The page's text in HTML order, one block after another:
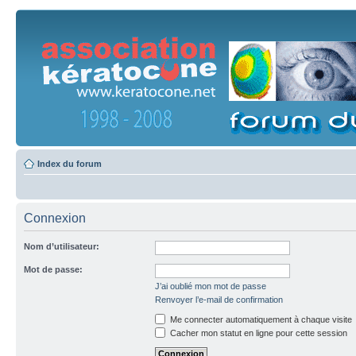
Index du forum
Connexion
Nom d’utilisateur:
Mot de passe:
J’ai oublié mon mot de passe
Renvoyer l’e-mail de confirmation
Me connecter automatiquement à chaque visite
Cacher mon statut en ligne pour cette session